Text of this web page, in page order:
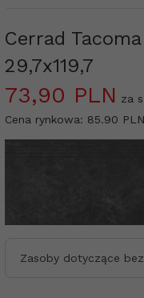
Cerrad
29,7x119,7
73,90 PLN za
Cena rynkowa: 85.90 PLN
Zasoby dotyczące